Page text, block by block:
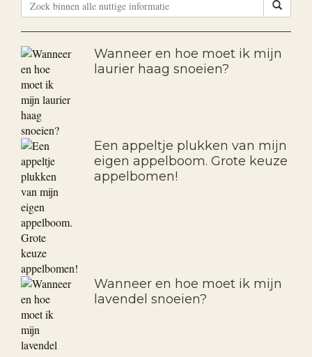
Wanneer en hoe moet ik mijn
laurier haag snoeien?
Een appeltje plukken van mijn
eigen appelboom. Grote keuze
appelbomen!
Wanneer en hoe moet ik mijn
lavendel snoeien?